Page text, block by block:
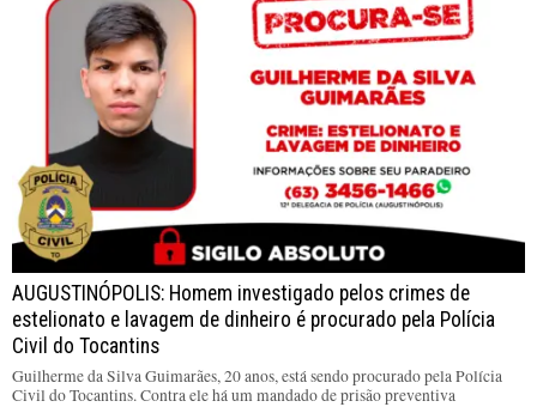
AUGUSTINÓPOLIS: Homem investigado pelos crimes de
estelionato e lavagem de dinheiro é procurado pela Polícia
Civil do Tocantins
Guilherme da Silva Guimarães, 20 anos, está sendo procurado pela Polícia
Civil do Tocantins. Contra ele há um mandado de prisão preventiva